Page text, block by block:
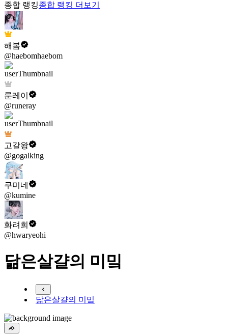
종합 랭킹종합 랭킹 더보기
해봄
@haebomhaebom
룬레이
@runeray
고갈왕
@gogalking
쿠미네
@kumine
화려희
@hwaryeohi
닮은살걀의 미밐
닮은살걀의 미밐